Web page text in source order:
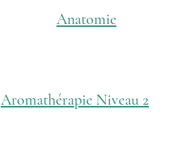
Anatomie
Aromathérapie Niveau 2